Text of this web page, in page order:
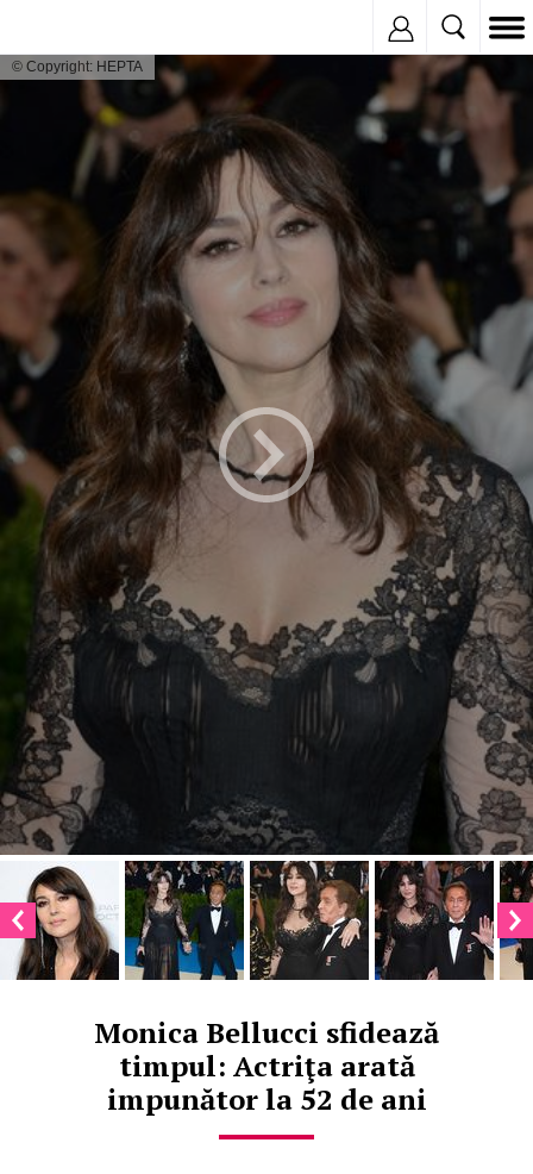
© Copyright: HEPTA
Monica Bellucci sfidează
timpul: Actriţa arată
impunător la 52 de ani